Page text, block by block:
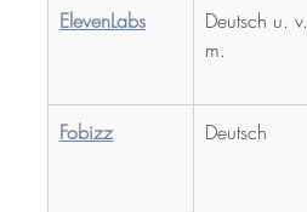
ElevenLabs
Deutsch u. v.
m.
Fobizz
Deutsch